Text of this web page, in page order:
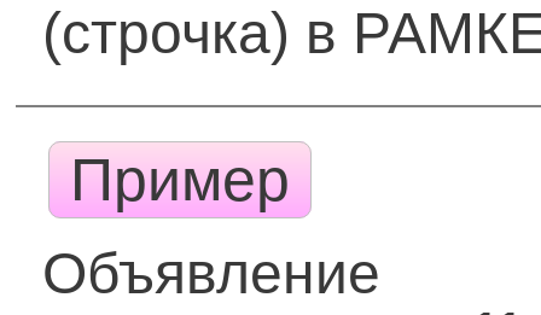
(строчка) в
Пример
Объявление